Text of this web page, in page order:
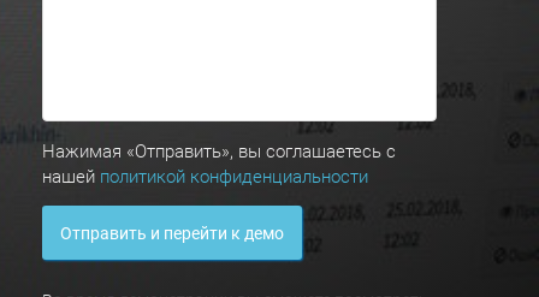
Нажимая «Отправить», вы соглашаетесь с
нашей политикой конфиденциальности
Отправить и перейти к демо